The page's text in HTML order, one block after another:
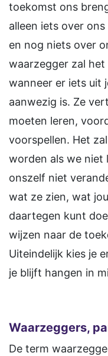
toekomst ons
alleen iets over
en nog niets over
waarzegger zal het
wanneer er iets uit
aanwezig is. Ze
moeten leren,
voorspellen. Het
worden als we niet
onszelf niet
wat ze zien, wat
daartegen kunt
wijzen naar de
Uiteindelijk kies je
je blijft hangen in
Waarzeggers,
De term